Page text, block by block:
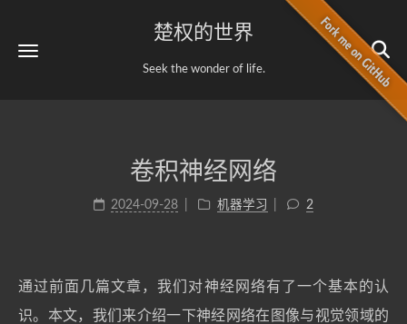
楚权的世界
Seek the wonder of life.
卷积神经网络
2024-09-28 机器学习 2
通过前面几篇文章，我们对神经网络有了一个基本的认
识。本文，我们来介绍一下神经网络在图像与视觉领域的